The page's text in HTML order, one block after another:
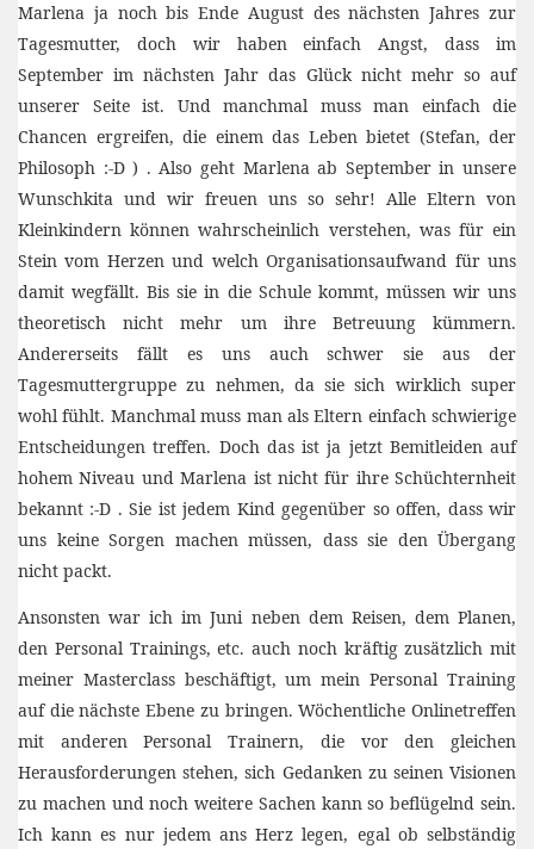
Marlena ja noch bis Ende August des nächsten Jahres zur
Tagesmutter, doch wir haben einfach Angst, dass im
September im nächsten Jahr das Glück nicht mehr so auf
unserer Seite ist. Und manchmal muss man einfach die
Chancen ergreifen, die einem das Leben bietet (Stefan, der
Philosoph :-D ) . Also geht Marlena ab September in unsere
Wunschkita und wir freuen uns so sehr! Alle Eltern von
Kleinkindern können wahrscheinlich verstehen, was für ein
Stein vom Herzen und welch Organisationsaufwand für uns
damit wegfällt. Bis sie in die Schule kommt, müssen wir uns
theoretisch nicht mehr um ihre Betreuung kümmern.
Andererseits fällt es uns auch schwer sie aus der
Tagesmuttergruppe zu nehmen, da sie sich wirklich super
wohl fühlt. Manchmal muss man als Eltern einfach schwierige
Entscheidungen treffen. Doch das ist ja jetzt Bemitleiden auf
hohem Niveau und Marlena ist nicht für ihre Schüchternheit
bekannt :-D . Sie ist jedem Kind gegenüber so offen, dass wir
uns keine Sorgen machen müssen, dass sie den Übergang
nicht packt.
Ansonsten war ich im Juni neben dem Reisen, dem Planen,
den Personal Trainings, etc. auch noch kräftig zusätzlich mit
meiner Masterclass beschäftigt, um mein Personal Training
auf die nächste Ebene zu bringen. Wöchentliche Onlinetreffen
mit anderen Personal Trainern, die vor den gleichen
Herausforderungen stehen, sich Gedanken zu seinen Visionen
zu machen und noch weitere Sachen kann so beflügelnd sein.
Ich kann es nur jedem ans Herz legen, egal ob selbständig